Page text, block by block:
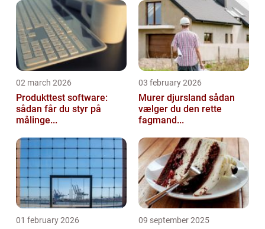
02 march 2026
Produkttest software:
sådan får du styr på
målinge...
03 february 2026
Murer djursland sådan
vælger du den rette
fagmand...
01 february 2026 09 september 2025